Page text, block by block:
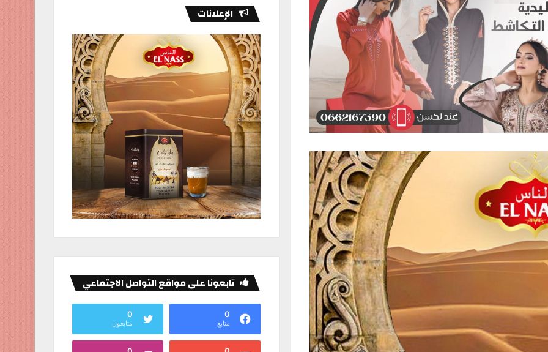
الإعلانات
تابعونا على مواقع التواصل الاجتماعي
0
متابع
0
متابعون